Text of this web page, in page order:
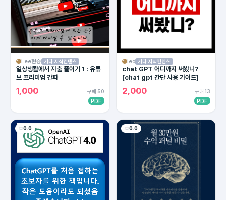
Lee현승 기타 지식컨텐츠
일상생활에서 지출 줄이기 1 : 유튜
브 프리미엄 간파
1,000
구매 50
PDF
leo 기타 지식컨텐츠
chat GPT 어디까지 써봤니?
[chat gpt 간단 사용 가이드]
2,000
구매 13
PDF
0.0 0.0